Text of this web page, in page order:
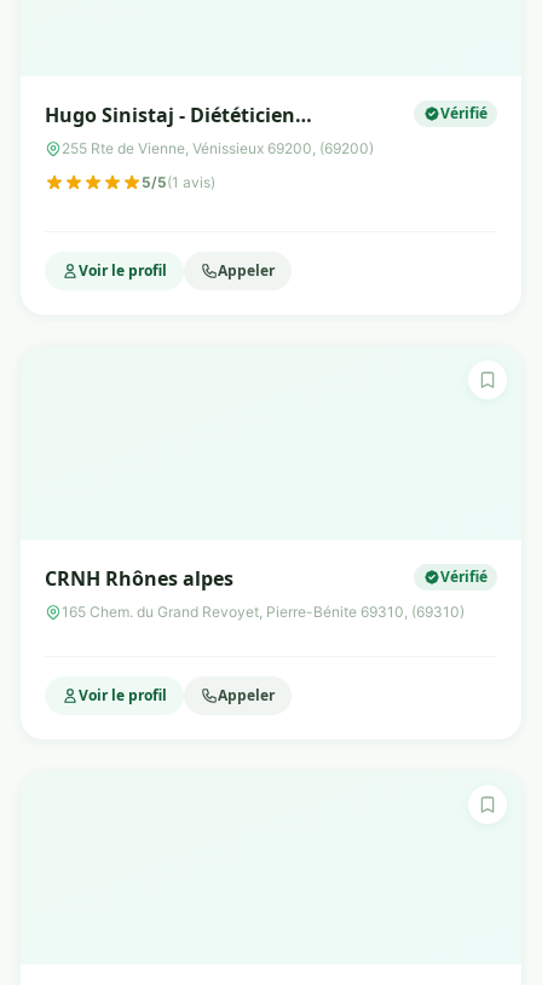
Hugo Sinistaj - Diététicien
Nutritionniste
Vérifié
255 Rte de Vienne, Vénissieux 69200, (69200)
5/5(1 avis)
Voir le profil Appeler
CRNH Rhônes alpes Vérifié
165 Chem. du Grand Revoyet, Pierre-Bénite 69310, (69310)
Voir le profil Appeler